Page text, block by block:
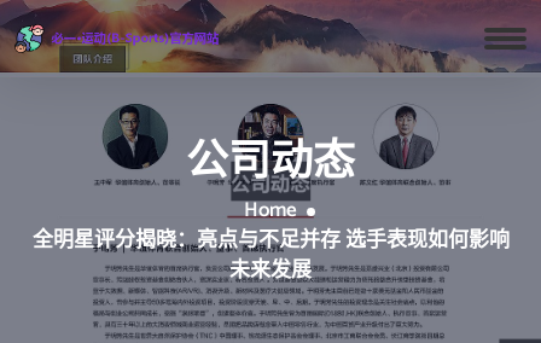
公司动态
Home
全明星评分揭晓：亮点与不足并存 选手表现如何影响
未来发展